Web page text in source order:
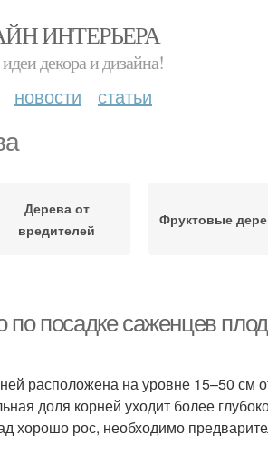
ИНТЕРЬЕРА
декора и дизайна!
новости статьи
Дерева от
вредителей
Фруктовые
по посадке саженцев
расположена на уровне 15–50 см
доля корней уходит более
хорошо рос, необходимо